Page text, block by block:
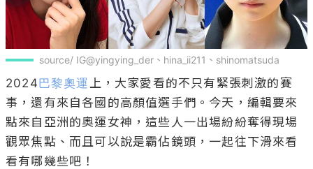
source/ IG@yingying_der、hina_ii211、shinomatsuda
2024巴黎奧運 上，大家愛看的不只有緊張刺激的賽
事，還有來自各國的高顏值選手們。今天，編輯要來
點來自亞洲的奧運女神，這些人一出場紛紛奪得現場
觀眾焦點、而且可以說是霸佔鏡頭，一起往下滑來看
看有哪幾些吧！